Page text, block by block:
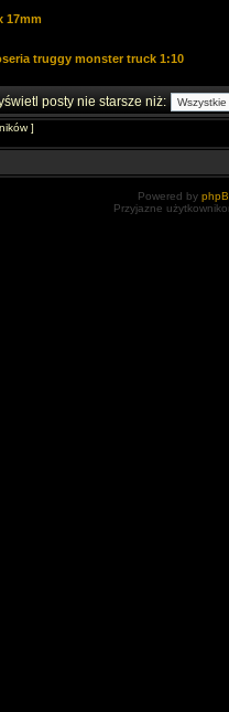
17mm
truggy monster truck 1:10
posty nie starsze niż:
]
Powered by
Przyjazne